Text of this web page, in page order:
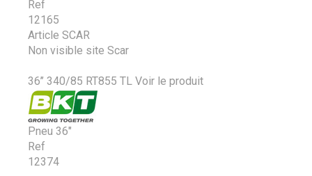
Ref
12165
Article SCAR
Non visible site Scar
36’’ 340/85 RT855 TL Voir le produit
Pneu 36"
Ref
12374